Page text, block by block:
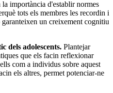
importància d'establir normes
tots els membres les recordin i
un creixement cognitiu
dels adolescents. Plantejar
que els facin reflexionar
com a individus sobre aquest
els altres, permet potenciar-ne